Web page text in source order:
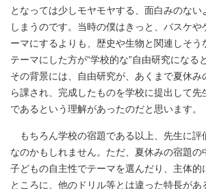
となっては少しモヤモヤする、面白みのない
しまうのです。当時の僕はきっと、バスケや
ーマにするよりも、歴史や生物と関連しそう
テーマにした方が“学校的な”自由研究になる
その背景には、自由研究が、あくまで夏休み
ら課され、完成したものを学校に提出して先
であるという理解があったのだと思います。
もちろん学校の宿題である以上、先生に評
なのかもしれません。ただ、夏休みの宿題の
子どもの自主性でテーマを選んだり、主体的
ところに、他のドリル等とは違った特長があ